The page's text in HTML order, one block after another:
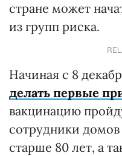
стране может
из групп риска.
Начиная с 8
делать первые
вакцинацию
сотрудники
старше 80 лет, а